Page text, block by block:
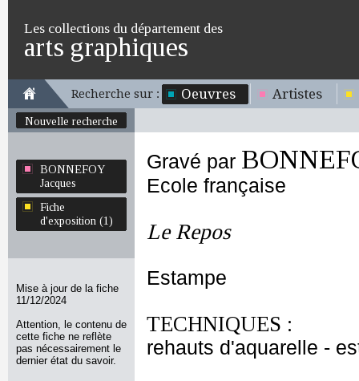
Les collections du département des
arts graphiques
Recherche sur : Oeuvres Artistes
Nouvelle recherche
BONNEFOY
Jacques
Fiche
d'exposition (1)
Mise à jour de la fiche
11/12/2024
Attention, le contenu de
cette fiche ne reflète
pas nécessairement le
dernier état du savoir.
Gravé par
Ecole française
Le Repos
Estampe
TECHNIQUES :
rehauts d'aquarelle -